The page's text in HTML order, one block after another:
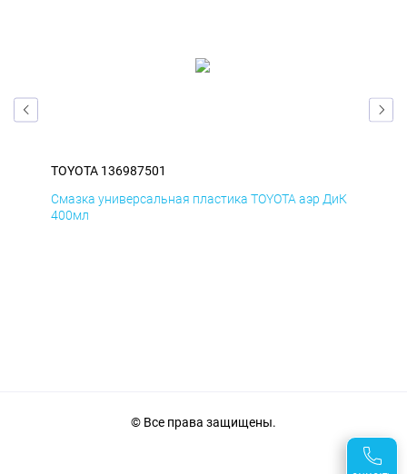
TOYOTA 136987501
Смазка универсальная пластика TOYOTA аэр ДиК
400мл
© Все права защищены.